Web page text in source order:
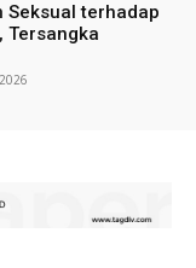
Seksual terhadap
Tersangka